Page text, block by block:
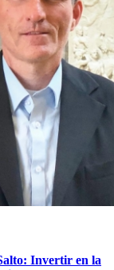
Invertir en la